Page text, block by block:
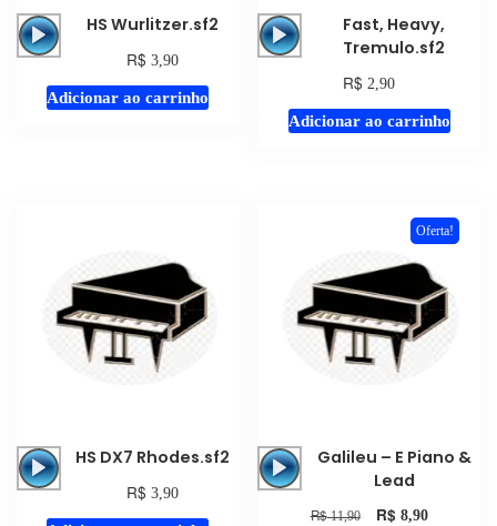
Tocador
áudio
HS Wurlitzer.sf2
R$ 3,90
Adicionar ao carrinho
Tocador
de
Fast, Heavy,
Tremulo.sf2
R$ 2,90
Adicionar ao carrinho
Tocador
áudio
HS DX7 Rhodes.sf2
R$ 3,90
Oferta!
Tocador
de
Galileu – E Piano &
Lead
R$11,90 R$8,90